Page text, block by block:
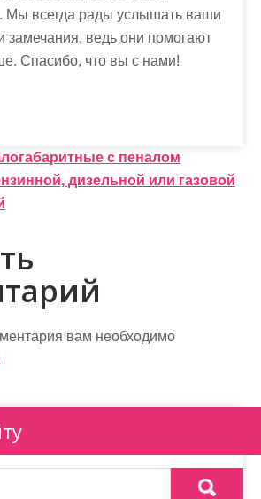
Мы всегда рады услышать ваши
замечания, ведь они помогают
Спасибо, что вы с нами!
с пеналом
дизельной или газовой
вам необходимо